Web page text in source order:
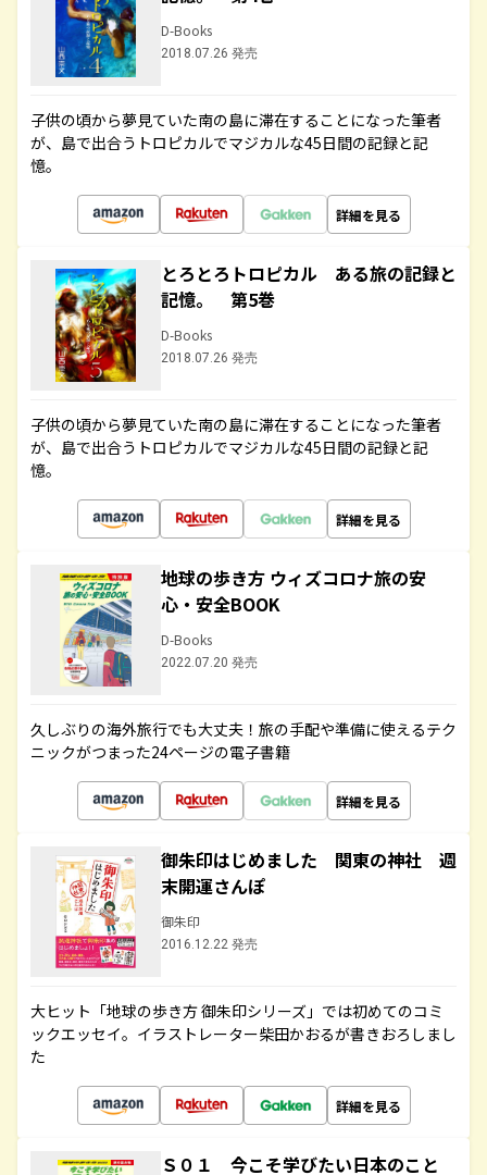
D-Books
2018.07.26 発売
子供の頃から夢見ていた南の島に滞在することになった筆者
が、島で出合うトロピカルでマジカルな45日間の記録と記
憶。
詳細を見る
とろとろトロピカル ある旅の記録と
記憶。 第5巻
D-Books
2018.07.26 発売
子供の頃から夢見ていた南の島に滞在することになった筆者
が、島で出合うトロピカルでマジカルな45日間の記録と記
憶。
詳細を見る
地球の歩き方 ウィズコロナ旅の安
心・安全BOOK
D-Books
2022.07.20 発売
久しぶりの海外旅行でも大丈夫！旅の手配や準備に使えるテク
ニックがつまった24ページの電子書籍
詳細を見る
御朱印はじめました 関東の神社 週
末開運さんぽ
御朱印
2016.12.22 発売
大ヒット「地球の歩き方 御朱印シリーズ」では初めてのコミ
ックエッセイ。イラストレーター柴田かおるが書きおろしまし
た
詳細を見る
Ｓ０１ 今こそ学びたい日本のこと